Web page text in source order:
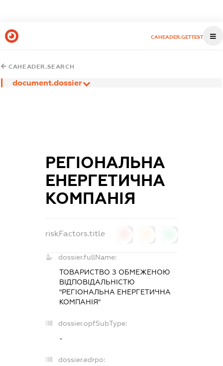
CAHEADER.GETTEST
CAHEADER.SEARCH
document.dossier
РЕГІОНАЛЬНА
ЕНЕРГЕТИЧНА
КОМПАНІЯ
riskFactors.title
dossier.fullName:
ТОВАРИСТВО З ОБМЕЖЕНОЮ
ВІДПОВІДАЛЬНІСТЮ
"РЕГІОНАЛЬНА ЕНЕРГЕТИЧНА
КОМПАНІЯ"
dossier.opfSubType:
-
dossier.edrpo: